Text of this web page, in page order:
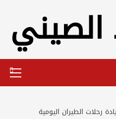
Primary
رحلات الطيران اليومية